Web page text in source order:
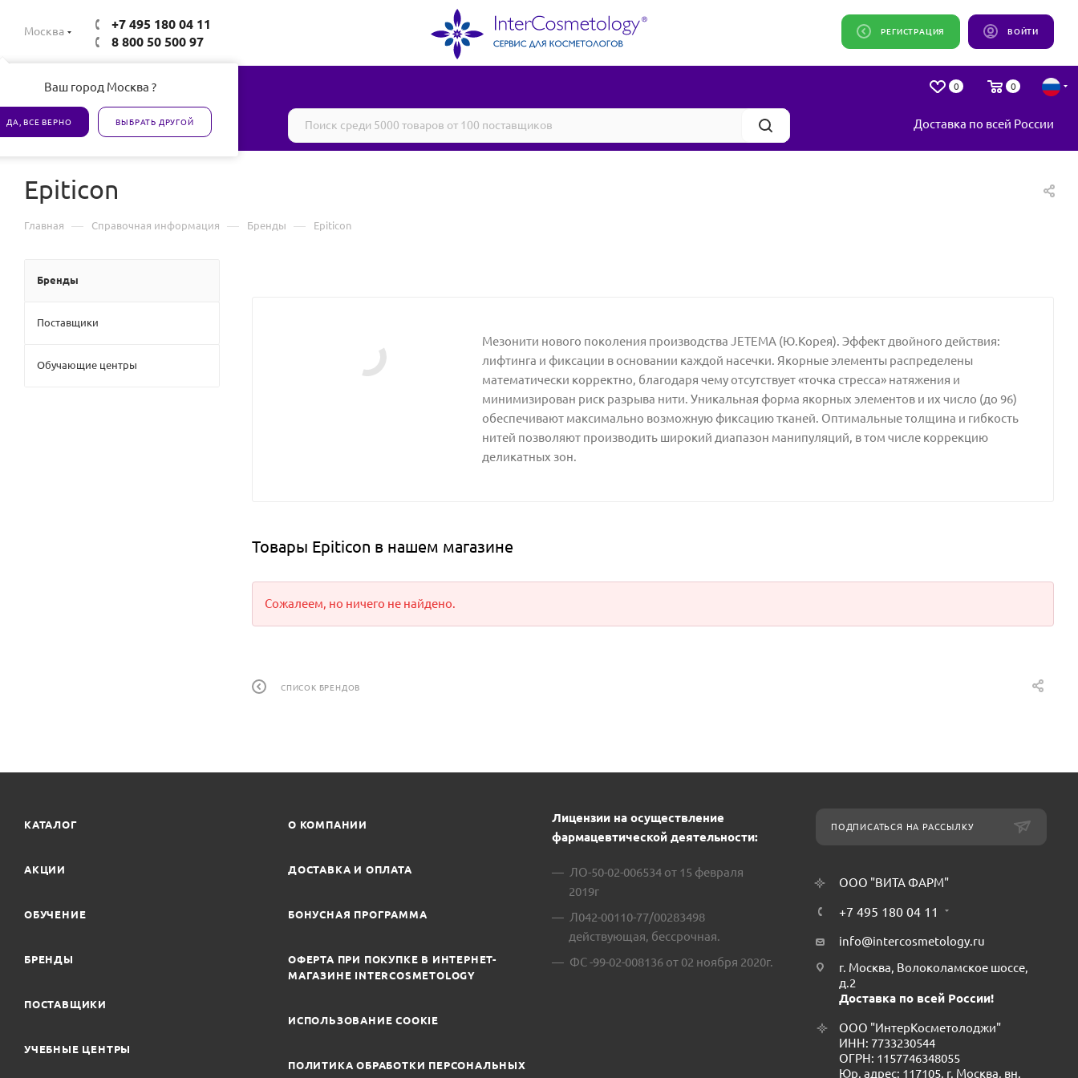
Москва
Ваш город Москва ?
ДА, ВСЕ ВЕРНО ВЫБРАТЬ ДРУГОЙ
+7 495 180 04 11
8 800 50 500 97
ВОЙТИ
РЕГИСТРАЦИЯ
0 0
Все товары сертифицированы Доставка по всей России
Epiticon
Главная — Справочная информация — Бренды — Epiticon
Мезонити нового поколения производства JETEMA (Ю.Корея). Эффект двойного действия:
лифтинга и фиксации в основании каждой насечки. Якорные элементы распределены
математически корректно, благодаря чему отсутствует «точка стресса» натяжения и
минимизирован риск разрыва нити. Уникальная форма якорных элементов и их число (до 96)
обеспечивают максимально возможную фиксацию тканей. Оптимальные толщина и гибкость
нитей позволяют производить широкий диапазон манипуляций, в том числе коррекцию
деликатных зон.
Товары Epiticon в нашем магазине
Сожалеем, но ничего не найдено.
СПИСОК БРЕНДОВ
Бренды
Поставщики
Обучающие центры
КАТАЛОГ
АКЦИИ
ОБУЧЕНИЕ
БРЕНДЫ
ПОСТАВЩИКИ
УЧЕБНЫЕ ЦЕНТРЫ
О КОМПАНИИ
ДОСТАВКА И ОПЛАТА
БОНУСНАЯ ПРОГРАММА
ОФЕРТА ПРИ ПОКУПКЕ В ИНТЕРНЕТ-
МАГАЗИНЕ INTERCOSMETOLOGY
ИСПОЛЬЗОВАНИЕ COOKIE
ПОЛИТИКА ОБРАБОТКИ ПЕРСОНАЛЬНЫХ
Лицензии на осуществление
фармацевтической деятельности:
ЛО-50-02-006534 от 15 февраля
2019г
Л042-00110-77/00283498
действующая, бессрочная.
ФС -99-02-008136 от 02 ноября 2020г.
ПОДПИСАТЬСЯ НА РАССЫЛКУ
ООО "ВИТА ФАРМ"
+7 495 180 04 11
info@intercosmetology.ru
г. Москва, Волоколамское шоссе,
д.2
Доставка по всей России!
ООО "ИнтерКосметолоджи"
ИНН: 7733230544
ОГРН: 1157746348055
Юр. адрес: 117105, г. Москва, вн.